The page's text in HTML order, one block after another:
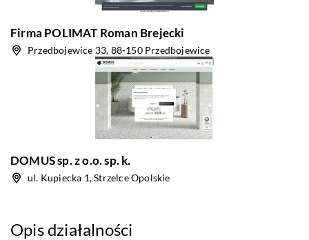
Firma POLIMAT Roman Brejecki
Przedbojewice 33, 88-150 Przedbojewice
DOMUS sp. z o.o. sp. k.
ul. Kupiecka 1, Strzelce Opolskie
Opis działalności